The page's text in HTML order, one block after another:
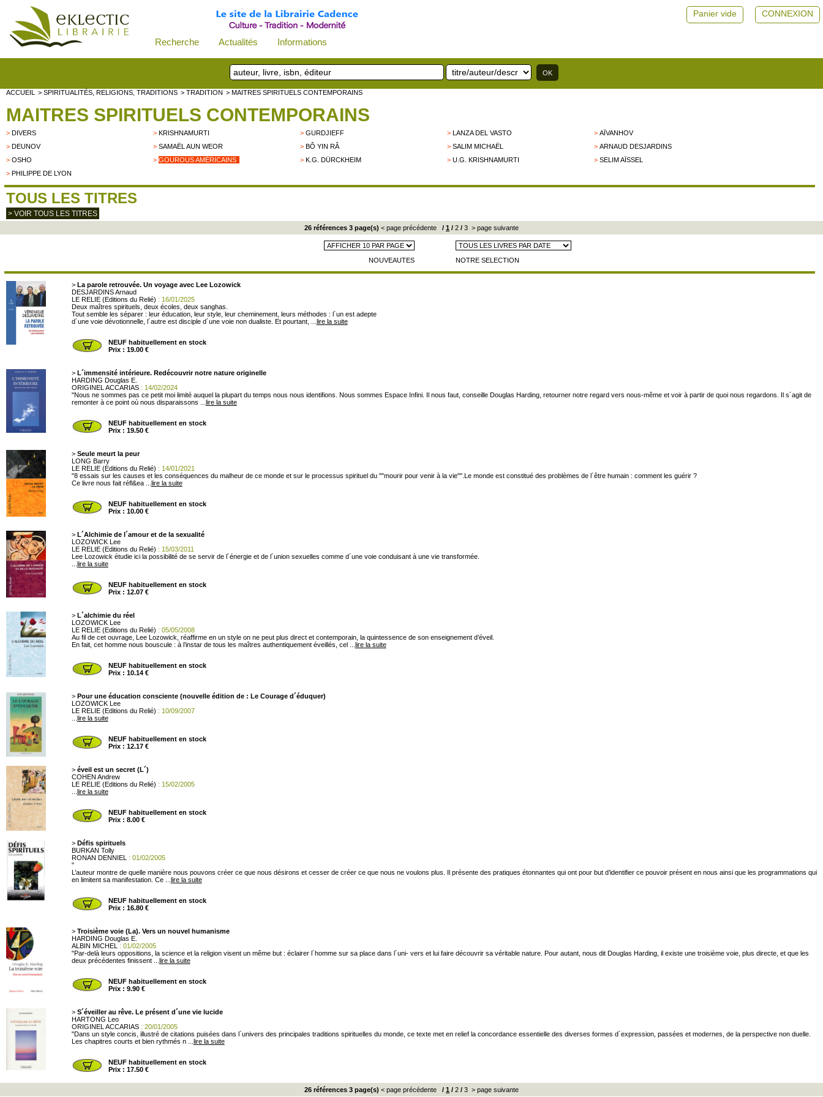
Recherche Actualités Informations
CONNEXION
Panier vide
ACCUEIL > SPIRITUALITÉS, RELIGIONS, TRADITIONS > TRADITION > MAITRES SPIRITUELS CONTEMPORAINS
MAITRES SPIRITUELS CONTEMPORAINS
> DIVERS >KRISHNAMURTI >GURDJIEFF >LANZA DEL VASTO >AÏVANHOV
> DEUNOV >SAMAËL AUN WEOR >BÔ YIN RÂ >SALIM MICHAËL >ARNAUD DESJARDINS
> OSHO >GOUROUS AMÉRICAINS >K.G. DÜRCKHEIM >U.G. KRISHNAMURTI >SELIM AÏSSEL
> PHILIPPE DE LYON
TOUS LES TITRES
> VOIR TOUS LES TITRES
26 références 3 page(s) < page précédente / 1 / 2 / 3 > page suivante
NOUVEAUTES NOTRE SELECTION
> La parole retrouvée. Un voyage avec Lee Lozowick
DESJARDINS Arnaud
LE RELIE (Editions du Relié) : 16/01/2025
Deux maîtres spirituels, deux écoles, deux sanghas.
Tout semble les séparer : leur éducation, leur style, leur cheminement, leurs méthodes : l´un est adepte
d´une voie dévotionnelle, l´autre est disciple d´une voie non dualiste. Et pourtant, ... lire la suite
NEUF habituellement en stock
Prix : 19.00 €
> L´immensité intérieure. Redécouvrir notre nature originelle
HARDING Douglas E.
ORIGINEL ACCARIAS: 14/02/2024
"Nous ne sommes pas ce petit moi limité auquel la plupart du temps nous nous identifions. Nous sommes Espace Infini. Il nous faut, conseille Douglas Harding, retourner notre regard vers nous-même et voir à partir de quoi nous regardons. Il s´agit de
remonter à ce point où nous disparaissons ... lire la suite
NEUF habituellement en stock
Prix : 19.50 €
> Seule meurt la peur
LONG Barry
LE RELIE (Editions du Relié) : 14/01/2021
"8 essais sur les causes et les conséquences du malheur de ce monde et sur le processus spirituel du ""mourir pour venir à la vie"".Le monde est constitué des problèmes de l´être humain : comment les guérir ?
Ce livre nous fait réfl&ea ... lire la suite
NEUF habituellement en stock
Prix : 10.00 €
> L´Alchimie de l´amour et de la sexualité
LOZOWICK Lee
LE RELIE (Editions du Relié) : 15/03/2011
Lee Lozowick étudie ici la possibilité de se servir de l´énergie et de l´union sexuelles comme d´une voie conduisant à une vie transformée.
lire la suite
NEUF habituellement en stock
Prix : 12.07 €
> L´alchimie du réel
LOZOWICK Lee
LE RELIE (Editions du Relié) : 05/05/2008
Au fil de cet ouvrage, Lee Lozowick, réaffirme en un style on ne peut plus direct et contemporain, la quintessence de son enseignement d’éveil.
En fait, cet homme nous bouscule : à l’instar de tous les maîtres authentiquement éveillés, cel ... lire la suite
NEUF habituellement en stock
Prix : 10.14 €
> Pour une éducation consciente (nouvelle édition de : Le Courage d´éduquer)
LOZOWICK Lee
LE RELIE (Editions du Relié) : 10/09/2007
lire la suite
NEUF habituellement en stock
Prix : 12.17 €
> éveil est un secret (L´)
COHEN Andrew
LE RELIE (Editions du Relié) : 15/02/2005
lire la suite
NEUF habituellement en stock
Prix : 8.00 €
> Défis spirituels
BURKAN Tolly
RONAN DENNIEL
: 01/02/2005
"
L’auteur montre de quelle manière nous pouvons créer ce que nous désirons et cesser de créer ce que nous ne voulons plus. Il présente des pratiques étonnantes qui ont pour but d’identifier ce pouvoir présent en nous ainsi que les programmations qui
en limitent sa manifestation. Ce ... lire la suite
NEUF habituellement en stock
Prix : 16.80 €
> Troisième voie (La). Vers un nouvel humanisme
HARDING Douglas E.
ALBIN MICHEL
: 01/02/2005
"Par-delà leurs oppositions, la science et la religion visent un même but : éclairer l´homme sur sa place dans l´uni- vers et lui faire découvrir sa véritable nature. Pour autant, nous dit Douglas Harding, il existe une troisième voie, plus directe, et que les
deux précédentes finissent ... lire la suite
NEUF habituellement en stock
Prix : 9.90 €
> S´éveiller au rêve. Le présent d´une vie lucide
HARTONG Leo
ORIGINEL ACCARIAS: 20/01/2005
"Dans un style concis, illustré de citations puisées dans l´univers des principales traditions spirituelles du monde, ce texte met en relief la concordance essentielle des diverses formes d´expression, passées et modernes, de la perspective non duelle.
Les chapitres courts et bien rythmés n ... lire la suite
NEUF habituellement en stock
Prix : 17.50 €
26 références 3 page(s) < page précédente / 1 / 2 / 3 > page suivante